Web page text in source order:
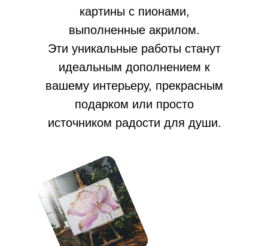
картины с пионами,
выполненные акрилом.
Эти уникальные работы станут
идеальным дополнением к
вашему интерьеру, прекрасным
подарком или просто
источником радости для души.